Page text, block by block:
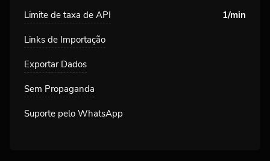
Limite de taxa de API 1/min
Links de Importação
Exportar Dados
Sem Propaganda
Suporte pelo WhatsApp